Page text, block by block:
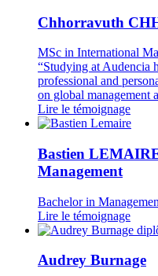
Chhorravuth
MSc in International
“Studying at Audencia
professional and
on global management
Lire le témoignage
Bastien
Management
Bachelor in
Lire le témoignage
Audrey Burnage